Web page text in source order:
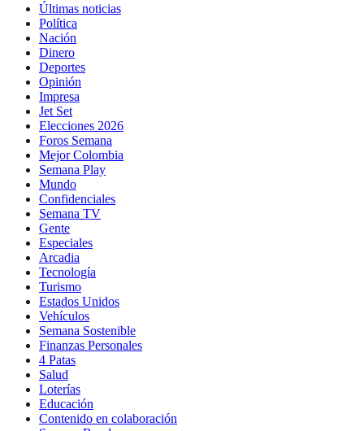
Últimas noticias
Política
Nación
Dinero
Deportes
Opinión
Impresa
Jet Set
Elecciones 2026
Foros Semana
Mejor Colombia
Semana Play
Mundo
Confidenciales
Semana TV
Gente
Especiales
Arcadia
Tecnología
Turismo
Estados Unidos
Vehículos
Semana Sostenible
Finanzas Personales
4 Patas
Salud
Loterías
Educación
Contenido en colaboración